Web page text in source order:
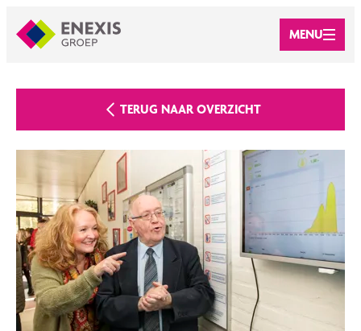
MENU
TERUG NAAR OVERZICHT